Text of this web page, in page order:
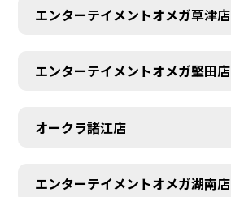
エンターテイメントオメガ草津店
エンターテイメントオメガ堅田店
オークラ諸江店
エンターテイメントオメガ湖南店